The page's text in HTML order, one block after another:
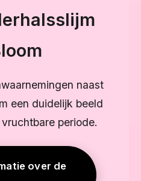
naast
een duidelijk beeld
periode.
over de